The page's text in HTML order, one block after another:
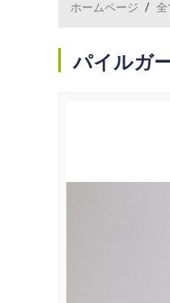
ホームページ / 全
パイルガ